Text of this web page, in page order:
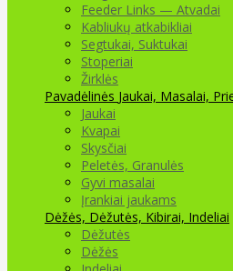
Feeder Links — Atvadai
Kabliukų atkabikliai
Segtukai, Suktukai
Stoperiai
Žirklės
Pavadėlinės Jaukai, Masalai,
Jaukai
Kvapai
Skysčiai
Peletės, Granulės
Gyvi masalai
Įrankiai jaukams
Dėžės, Dėžutės, Kibirai, Indeliai
Dėžutės
Dėžės